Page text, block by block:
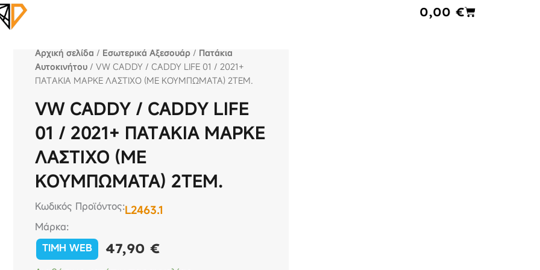
0,00€Cart
Αρχική σελίδα / Εσωτερικά Αξεσουάρ / Πατάκια
Αυτοκινήτου / VW CADDY / CADDY LIFE 01 / 2021+
ΠΑΤAKIA ΜΑΡΚE ΛΑΣΤΙΧΟ (ΜΕ ΚΟΥΜΠΩΜΑΤΑ) 2ΤΕΜ.
VW CADDY / CADDY LIFE
01 / 2021+ ΠΑΤAKIA ΜΑΡΚE
ΛΑΣΤΙΧΟ (ΜΕ
ΚΟΥΜΠΩΜΑΤΑ) 2ΤΕΜ.
Κωδικός Προϊόντος:L2463.1
Μάρκα:
TIMH WEB
47,90€